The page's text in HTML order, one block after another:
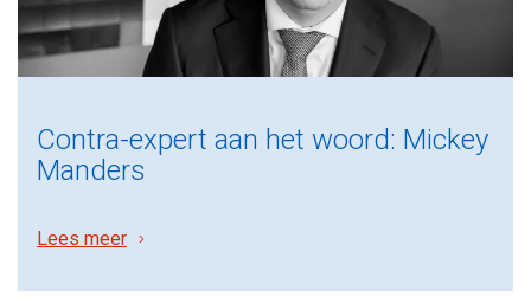
Contra-expert aan het woord: Mickey
Manders
Lees meer